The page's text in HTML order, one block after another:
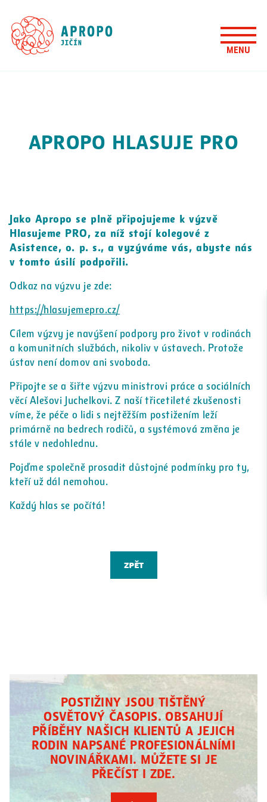
APROPO HLASUJE PRO
Jako Apropo se plně připojujeme k výzvě
Hlasujeme PRO, za níž stojí kolegové z
Asistence, o. p. s., a vyzýváme vás, abyste nás
v tomto úsilí podpořili.
Odkaz na výzvu je zde:
https://hlasujemepro.cz/
Cílem výzvy je navýšení podpory pro život v rodinách
a komunitních službách, nikoliv v ústavech. Protože
ústav není domov ani svoboda.
Připojte se a šiřte výzvu ministrovi práce a sociálních
věcí Alešovi Juchelkovi. Z naší třicetileté zkušenosti
víme, že péče o lidi s nejtěžším postižením leží
primárně na bedrech rodičů, a systémová změna je
stále v nedohlednu.
Pojďme společně prosadit důstojné podmínky pro ty,
kteří už dál nemohou.
Každý hlas se počítá!
zpět
POSTIŽINY JSOU TIŠTĚNÝ
OSVĚTOVÝ ČASOPIS. OBSAHUJÍ
PŘÍBĚHY NAŠICH KLIENTŮ A JEJICH
RODIN NAPSANÉ PROFESIONÁLNÍMI
NOVINÁŘKAMI. MŮŽETE SI JE
PŘEČÍST I ZDE.